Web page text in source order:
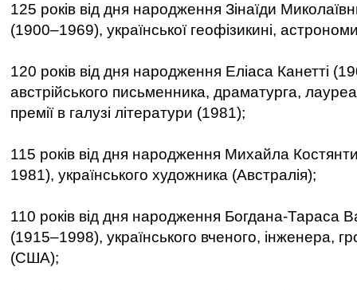
125 років від дня народження Зінаїди
(1900–1969), української геофізикині,
120 років від дня народження Еліаса Канетті
австрійського письменника, драматурга,
премії в галузі літератури (1981);
115 років від дня народження Михайла
1981), українського художника (Австралія);
110 років від дня народження Богдана-Тараса
(1915–1998), українського вченого, інженера,
(США);